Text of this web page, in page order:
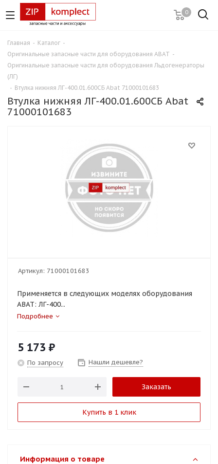
0
Главная - Каталог -
Оригинальные запасные части для оборудования ABAT -
Оригинальные запасные части для оборудования Льдогенераторы
(ЛГ)
- Втулка нижняя ЛГ-400.01.600СБ Abat 71000101683
Втулка нижняя ЛГ-400.01.600СБ Abat
71000101683
Артикул: 71000101683
Применяется в следующих моделях оборудования
ABAT: ЛГ-400...
Подробнее
5 173 ₽
По запросу Нашли дешевле?
Заказать
Купить в 1 клик
Информация о товаре